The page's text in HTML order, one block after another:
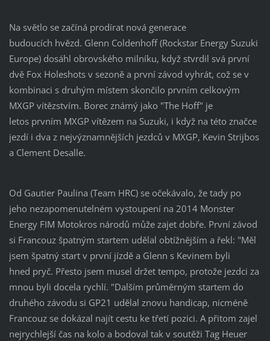
Na světlo se začíná prodírat nová generace
budoucích hvězd. Glenn Coldenhoff (Rockstar Energy Suzuki
Europe) dosáhl obrovského milníku, když stvrdil svá první
dvě Fox Holeshots v sezoně a první závod vyhrát, což se v
kombinaci s druhým místem skončilo prvním celkovým
MXGP vítězstvím. Borec známý jako "The Hoff" je
letos prvním MXGP vítězem na Suzuki, i když na této značce
jezdí i dva z nejvýznamnějších jezdců v MXGP, Kevin Strijbos
a Clement Desalle.
Od Gautier Paulina (Team HRC) se očekávalo, že tady po
jeho nezapomenutelném vystoupení na 2014 Monster
Energy FIM Motokros národů může zajet dobře. První závod
si Francouz špatným startem udělal obtížnějším a řekl: "Měl
jsem špatný start v první jízdě a Glenn s Kevinem byli
hned pryč. Přesto jsem musel držet tempo, protože jezdci za
mnou byli docela rychlí. "Dalším průměrným startem do
druhého závodu si GP21 udělal znovu handicap, nicméně
Francouz se dokázal najít cestu ke třetí pozici. A přitom zajel
nejrychlejší čas na kolo a bodoval tak v soutěži Tag Heuer